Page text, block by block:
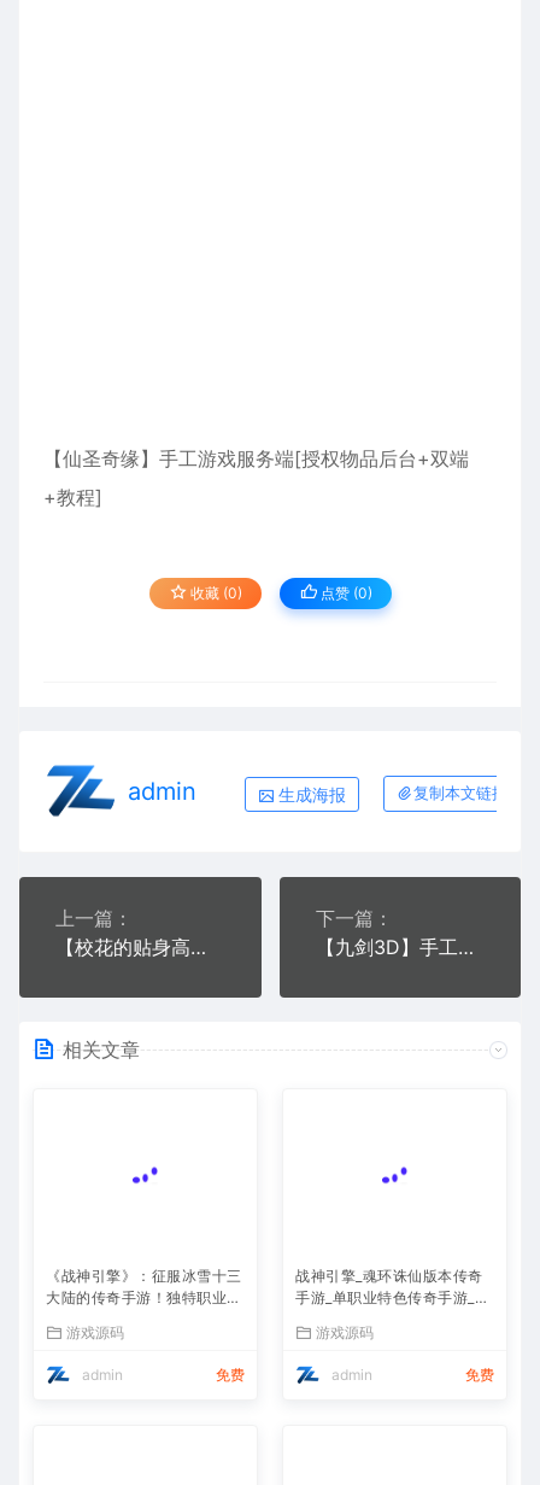
【仙圣奇缘】手工游戏服务端[授权物品后台+双端
+教程]
收藏 (0) 点赞 (0)
admin 生成海报 复制本文链接
上一篇：
【校花的贴身高手手游】一键安装即玩服务端单机版[带安装教程+GM工具]
下一篇：
【九剑3D】手工服务端仙侠游戏源码[带教程]
相关文章
《战神引擎》：征服冰雪十三
大陆的传奇手游！独特职业、
攻略游戏源码
admin 免费
战神引擎_魂环诛仙版本传奇
手游_单职业特色传奇手游_Wi
游戏源码
admin 免费